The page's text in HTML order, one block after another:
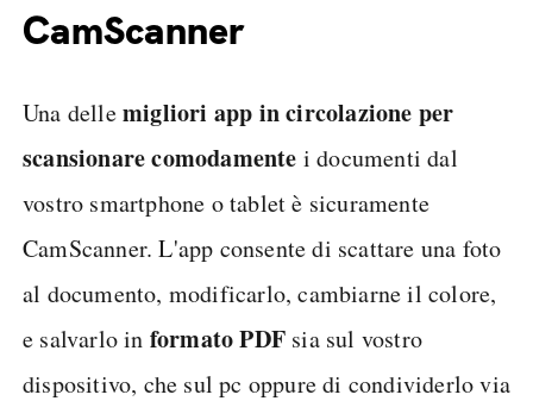
CamScanner
Una dellemigliori app in circolazione per
scansionare comodamente i documenti dal
vostro smartphone o tablet è sicuramente
CamScanner. L'app consente di scattare una foto
al documento, modificarlo, cambiarne il colore,
e salvarlo in formato PDF sia sul vostro
dispositivo, che sul pc oppure di condividerlo via